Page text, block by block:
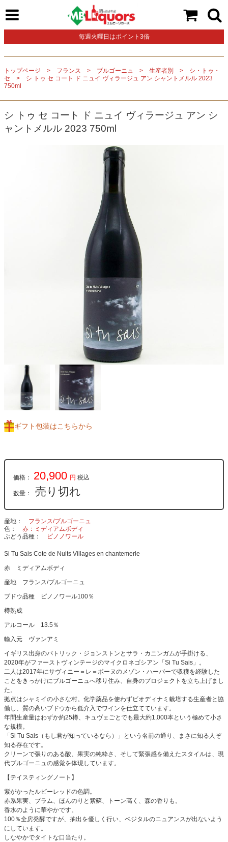
毎週火曜日はポイント3倍
トップページ フランス ブルゴーニュ 生産者別
シ・トゥ・
セ
シ トゥ セ コート ド ニュイ ヴィラージュ アン シャントメルル 2023
750ml
シ トゥ セ コート ド ニュイ ヴィラージュ アン シ
ャントメルル 2023 750ml
ギフト包装はこちらから
価格： 20,900 円 税込
数量： 売り切れ
産地
フランス/ブルゴーニュ
色
赤：ミディアムボディ
ぶどう品種
ピノノワール
Si Tu Sais Cote de Nuits Villages en chantemerle
赤 ミディアムボディ
産地 フランス/ブルゴーニュ
ブドウ品種 ピノノワール100％
樽熟成
アルコール 13.5％
輸入元 ヴァンアミ
イギリス出身のパトリック・ジョンストンとサラ・カニンガムが手掛ける、
2020年がファーストヴィンテージのマイクロネゴシアン「Si Tu Sais」。
二人は2017年にサヴィニー＝レ＝ボーヌのメゾン・ハーバーで収穫を経験した
ことをきっかけにブルゴーニュへ移り住み、自身のプロジェクトを立ち上げまし
た。
拠点はシャミイの小さな村。化学薬品を使わずビオディナミ栽培する生産者と協
働し、質の高いブドウから低介入でワインを仕立てています。
年間生産量はわずか約25樽、キュヴェごとでも最大約1,000本という極めて小さ
な規模。
「Si Tu Sais（もし君が知っているなら）」という名前の通り、まさに知る人ぞ
知る存在です。
クリーンで張りのある酸、果実の純粋さ、そして緊張感を備えたスタイルは、現
代ブルゴーニュの感覚を体現しています。
【テイスティングノート】
紫がかったルビーレッドの色調。
赤系果実、プラム、ほんのりと紫蘇、トーン高く、森の香りも。
香水のように華やかです。
100％全房発酵ですが、抽出を優しく行い、ベジタルのニュアンスが出ないよう
にしています。
しなやかでタイトな口当たり。